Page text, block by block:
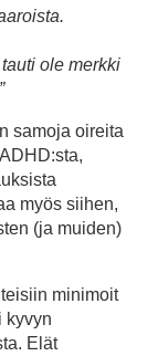
ole merkki
samoja oireita
myös siihen,
(ja muiden)
minimoit
kyvyn
Elät